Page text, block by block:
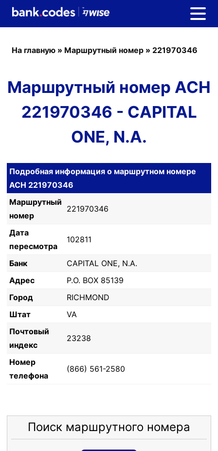
На главную » Маршрутный номер » 221970346
Маршрутный номер ACH
221970346 - CAPITAL
ONE, N.A.
Подробная информация о маршрутном номере
ACH 221970346
Маршрутный
номер
221970346
Дата
пересмотра
102811
Банк
CAPITAL ONE, N.A.
Адрес
P.O. BOX 85139
Город
RICHMOND
Штат
VA
Почтовый
индекс
23238
Номер
телефона
(866) 561-2580
Поиск маршрутного номера